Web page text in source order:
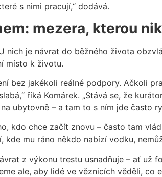
s nimi pracují,“ dodává.
mezera, kterou
je návrat do běžného života
místo k životu.
bez jakékoli reálné podpory. Ačkoli
říká Komárek. „Stává se, že
ubytovně – a tam to s ním jde často
kdo chce začít znovu – často tam
mu ráno někdo nabízí vodku,
z výkonu trestu usnadňuje – ať už
ale, aby lidé ve věznicích věděli, co